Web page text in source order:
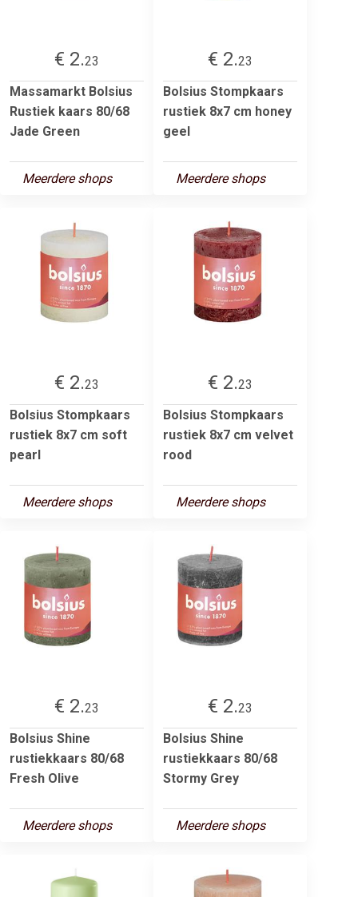
€ 2.23
Massamarkt Bolsius
Rustiek kaars 80/68
Jade Green
Meerdere shops
€ 2.23
Bolsius Stompkaars
rustiek 8x7 cm honey
geel
Meerdere shops
€ 2.23
Bolsius Stompkaars
rustiek 8x7 cm soft
pearl
Meerdere shops
€ 2.23
Bolsius Stompkaars
rustiek 8x7 cm velvet
rood
Meerdere shops
€ 2.23
Bolsius Shine
rustiekkaars 80/68
Fresh Olive
Meerdere shops
€ 2.23
Bolsius Shine
rustiekkaars 80/68
Stormy Grey
Meerdere shops